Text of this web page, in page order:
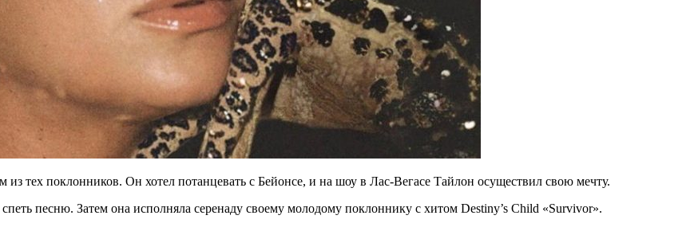
тех поклонников. Он хотел потанцевать с Бейонсе, и на шоу в Лас-Вегасе Тайлон осуществил свою мечту.
песню. Затем она исполняла серенаду своему молодому поклоннику с хитом Destiny’s Child «Survivor».